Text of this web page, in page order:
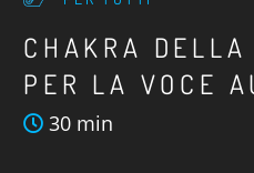
CHAKRA DELLA
PER LA VOCE
30 min